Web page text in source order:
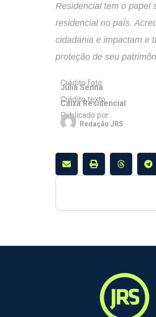
Residencial tem o papel
residencial no país.
cidadania e impactam e
proteção de seu
Crédito foto:
Júlia Senna
Crédito texto:
Caixa Residencial
Publicado por:
Redação JRS